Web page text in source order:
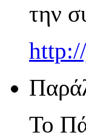
την
Το